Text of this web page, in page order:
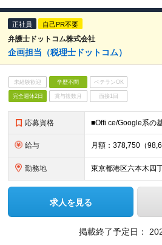
正社員 自己PR不要
弁護士ドットコム株式会社
企画担当（税理士ドットコム）
未経験歓迎 学歴不問 ベテランOK
完全週休2日 賞与複数月 面接1回
応募資格
給与
勤務地
求人を見る
掲載終了予定日：